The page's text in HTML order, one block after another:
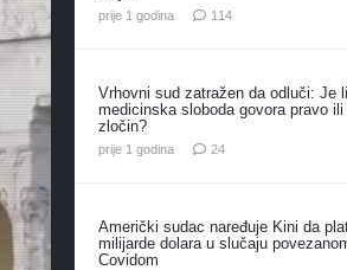
prije 1 godina 114komentara
Vrhovni sud zatražen da odluči: Je li
medicinska sloboda govora pravo ili
zločin?
prije 1 godina 24komentara
Američki sudac naređuje Kini da
milijarde dolara u slučaju
Covidom